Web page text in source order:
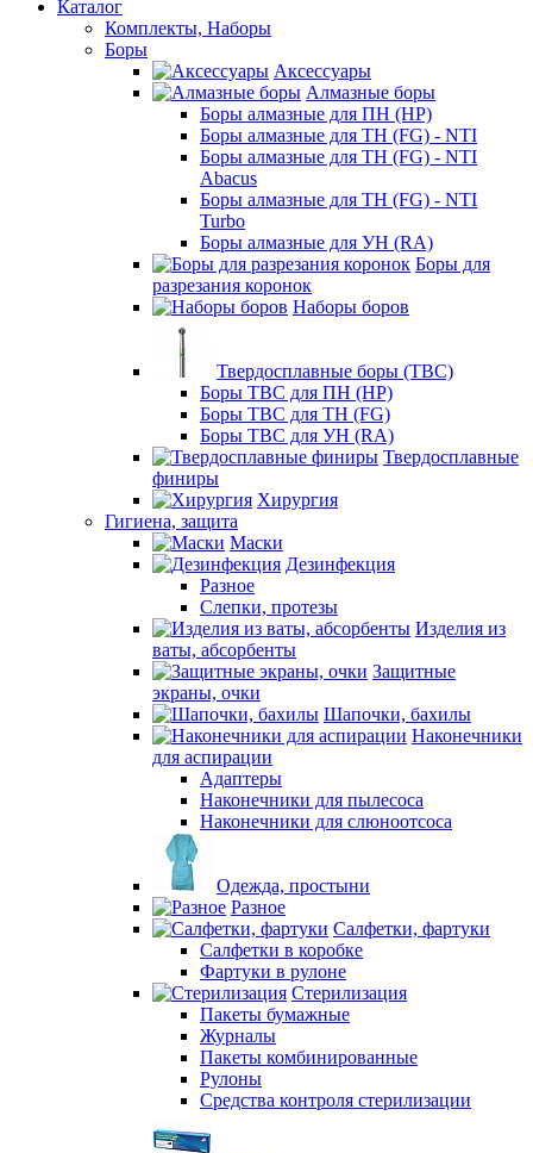
Каталог
Комплекты, Наборы
Боры
Аксессуары
Алмазные боры
Боры алмазные для ПН (HP)
Боры алмазные для ТН (FG) - NTI
Боры алмазные для ТН (FG) - NTI
Abacus
Боры алмазные для ТН (FG) - NTI
Turbo
Боры алмазные для УН (RA)
Боры для
разрезания коронок
Наборы боров
Твердосплавные боры (ТВС)
Боры ТВС для ПН (HP)
Боры ТВС для ТН (FG)
Боры ТВС для УН (RA)
Твердосплавные
финиры
Хирургия
Гигиена, защита
Маски
Дезинфекция
Разное
Слепки, протезы
Изделия из
ваты, абсорбенты
Защитные
экраны, очки
Шапочки, бахилы
Наконечники
для аспирации
Адаптеры
Наконечники для пылесоса
Наконечники для слюноотсоса
Одежда, простыни
Разное
Салфетки, фартуки
Салфетки в коробке
Фартуки в рулоне
Стерилизация
Пакеты бумажные
Журналы
Пакеты комбинированные
Рулоны
Средства контроля стерилизации